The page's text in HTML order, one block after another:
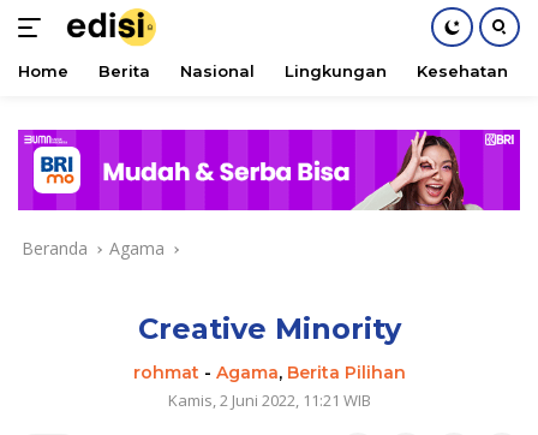
konten
Home Berita Nasional Lingkungan Kesehatan
Beranda Agama
Creative Minority
rohmat - Agama, Berita Pilihan
Kamis, 2 Juni 2022, 11:21 WIB